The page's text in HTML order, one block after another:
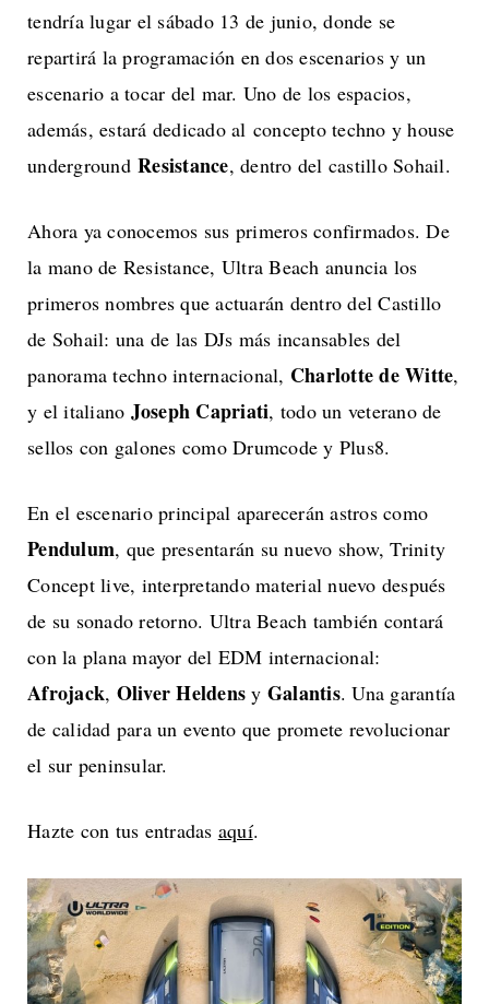
tendría lugar el sábado 13 de junio, donde se
repartirá la programación en dos escenarios y un
escenario a tocar del mar. Uno de los espacios,
además, estará dedicado al concepto techno y house
underground Resistance, dentro del castillo Sohail.
Ahora ya conocemos sus primeros confirmados. De
la mano de Resistance, Ultra Beach anuncia los
primeros nombres que actuarán dentro del Castillo
de Sohail: una de las DJs más incansables del
panorama techno internacional, Charlotte de Witte,
y el italiano Joseph Capriati, todo un veterano de
sellos con galones como Drumcode y Plus8.
En el escenario principal aparecerán astros como
Pendulum, que presentarán su nuevo show, Trinity
Concept live, interpretando material nuevo después
de su sonado retorno. Ultra Beach también contará
con la plana mayor del EDM internacional:
Afrojack, Oliver Heldens y Galantis. Una garantía
de calidad para un evento que promete revolucionar
el sur peninsular.
Hazte con tus entradas aquí.